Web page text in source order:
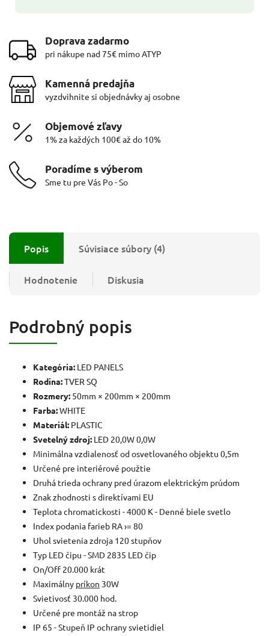
Doprava zadarmo
pri nákupe nad 75€ mimo ATYP
Kamenná predajňa
vyzdvihnite si objednávky aj osobne
Objemové zľavy
1% za každých 100€ až do 10%
Poradíme s výberom
Sme tu pre Vás Po - So
Popis Súvisiace súbory (4)
Hodnotenie Diskusia
Podrobný popis
Kategória: LED PANELS
Rodina:TVER SQ
Rozmery: 50mm × 200mm × 200mm
Farba:WHITE
Materiál: PLASTIC
Svetelný zdroj: LED 20,0W 0,0W
Minimálna vzdialenosť od osvetlovaného objektu 0,5m
Určené pre interiérové použtie
Druhá trieda ochrany pred úrazom elektrickým prúdom
Znak zhodnosti s direktívami EU
Teplota chromatickosti - 4000 K - Denné biele svetlo
Index podania farieb RA ›= 80
Uhol svietenia zdroja 120 stupňov
Typ LED čipu - SMD 2835 LED čip
On/Off 20.000 krát
Maximálny príkon 30W
Svietivosť 30.000 hod.
Určené pre montáž na strop
IP 65 - Stupeň IP ochrany svietidiel